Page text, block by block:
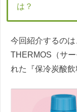
は？
今回紹介するの
THERMOS（サ
れた『保冷炭酸